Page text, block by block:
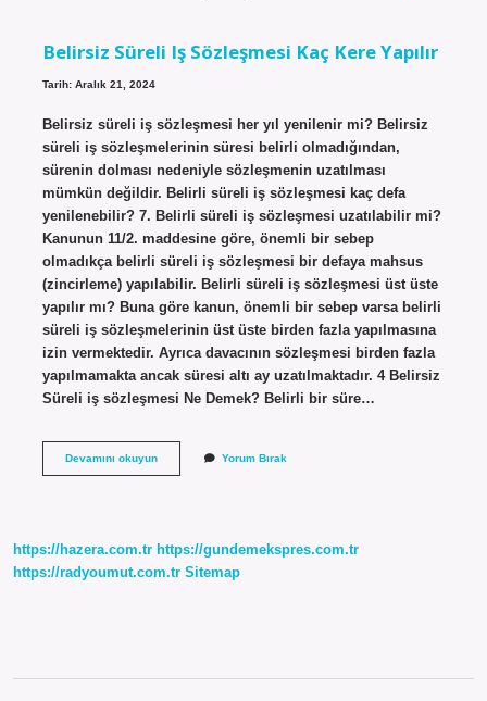
Belirsiz Süreli Iş Sözleşmesi Kaç Kere Yapılır
Tarih: Aralık 21, 2024
Belirsiz süreli iş sözleşmesi her yıl yenilenir mi? Belirsiz
süreli iş sözleşmelerinin süresi belirli olmadığından,
sürenin dolması nedeniyle sözleşmenin uzatılması
mümkün değildir. Belirli süreli iş sözleşmesi kaç defa
yenilenebilir? 7. Belirli süreli iş sözleşmesi uzatılabilir mi?
Kanunun 11/2. maddesine göre, önemli bir sebep
olmadıkça belirli süreli iş sözleşmesi bir defaya mahsus
(zincirleme) yapılabilir. Belirli süreli iş sözleşmesi üst üste
yapılır mı? Buna göre kanun, önemli bir sebep varsa belirli
süreli iş sözleşmelerinin üst üste birden fazla yapılmasına
izin vermektedir. Ayrıca davacının sözleşmesi birden fazla
yapılmamakta ancak süresi altı ay uzatılmaktadır. 4 Belirsiz
Süreli iş sözleşmesi Ne Demek? Belirli bir süre…
Devamını okuyunBelirsiz
Yapılır
Yorum Bırak
https://hazera.com.tr https://gundemekspres.com.tr
https://radyoumut.com.tr Sitemap